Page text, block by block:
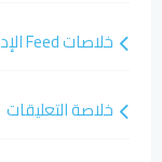
خلاصات Feed الإدخالات
خلاصة التعليقات